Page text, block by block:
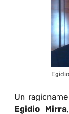
Un
Egidio Mirra